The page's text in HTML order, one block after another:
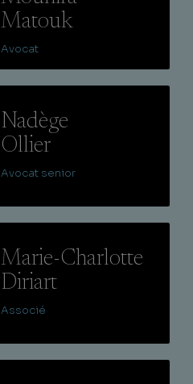
Matouk
Avocat
Nadège
Ollier
Avocat senior
Marie-Charlotte
Diriart
Associé